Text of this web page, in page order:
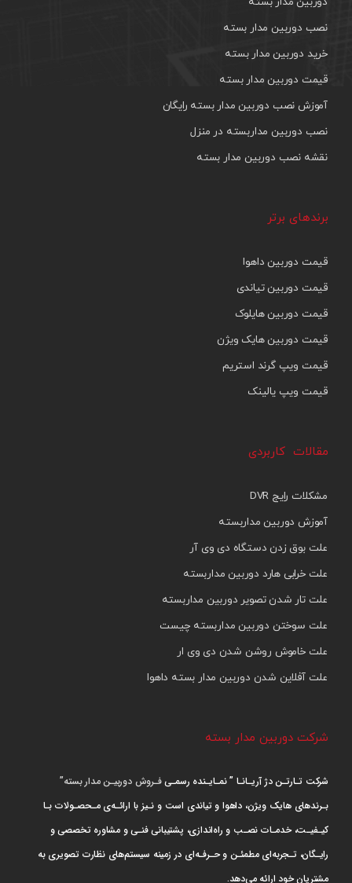
نصب دوربین مدار بسته
خرید دوربین مدار بسته
قیمت دوربین مدار بسته
آموزش نصب دوربین مدار بسته رایگان
نصب دوربین مداربسته در منزل
نقشه نصب دوربین مدار بسته
برندهای برتر
قیمت دوربین داهوا
قیمت دوربین تیاندی
قیمت دوربین هایلوک
قیمت دوربین هایک ویژن
قیمت ویپ گرند استریم
قیمت ویپ یالینک
مقالات کاربردی
مشکلات رایج DVR
آموزش دوربین مداربسته
علت بوق زدن دستگاه دی وی آر
علت خرابی هارد دوربین مداربسته
علت تار شدن تصویر دوربین مداربسته
علت سوختن دوربین مداربسته چیست
علت خاموش روشن شدن دی وی ار
علت آفلاین شدن دوربین مدار بسته داهوا
شرکت دوربین مدار بسته
شرکت تـارتـن دژ آریـانـا ” نمـایـنده رسمـیفـروش دوربیـن مدار بسته”
بـرندهای هایک ویژن، داهوا و تیاندی است و نـیز با ارائـه‌ی مـحصـولات بـا
کیـفیـت، خدمـات نصـب و راه‌اندازی، پشتیبانی فنـی و مشاوره تخصصی و
رایـگان، تـجربه‌ای مطمئـن و حـرفـه‌ای در زمینه سیستم‌های نظارت تصویری به
مشتریان خود ارائه می‌دهد.